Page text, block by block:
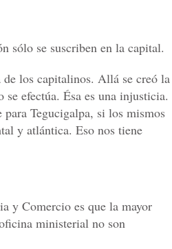
sólo se suscriben en la capital.
los capitalinos. Allá se creó la
se efectúa. Ésa es una injusticia.
Tegucigalpa, si los mismos
y atlántica. Eso nos tiene
y Comercio es que la mayor
ministerial no son